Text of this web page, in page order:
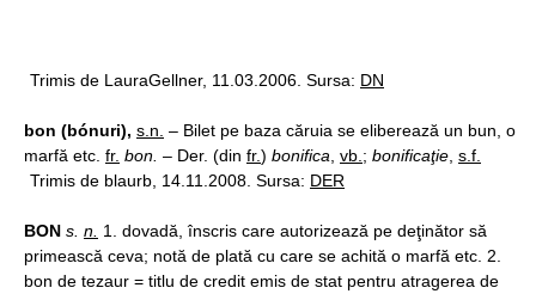
Trimis de LauraGellner, 11.03.2006. Sursa: DN
bon (bónuri), s.n. – Bilet pe baza căruia se eliberează un bun, o
marfă etc. fr. bon. – Der. (din fr.) bonifica vb. ; bonificaţie s.f.
Trimis de blaurb, 14.11.2008. Sursa: DER
BON s. n. 1. dovadă, înscris care autorizează pe deţinător să
primească ceva; notă de plată cu care se achită o marfă etc. 2.
bon de tezaur = titlu de credit emis de stat pentru atragerea de